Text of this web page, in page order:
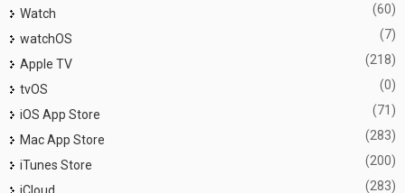
Watch (60)
watchOS (7)
Apple TV (218)
tvOS (0)
iOS App Store (71)
Mac App Store (283)
iTunes Store (200)
iCloud (283)